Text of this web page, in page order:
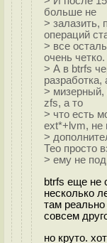
больше не
> залазить,
операций
> все
очень четко.
> А в btrfs
разработка,
> мизерный,
zfs, а то
> что есть
ext*+lvm, не
>
Тео просто
> ему не
btrfs еще не
несколько
там
совсем
но круто.